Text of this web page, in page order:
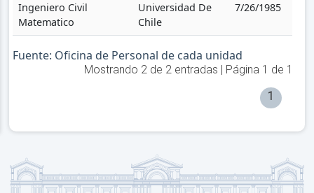
Ingeniero Civil
Matematico
Universidad De
Chile
7/26/1985
Fuente: Oficina de Personal de cada unidad
Mostrando 2de 2entradas | Página 1 de 1
1